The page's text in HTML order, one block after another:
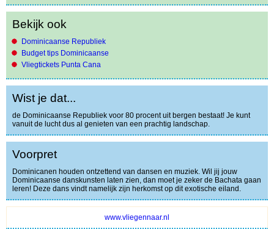
Bekijk ook
Dominicaanse Republiek
Budget tips Dominicaanse
Vliegtickets Punta Cana
Wist je dat...
de Dominicaanse Republiek voor 80 procent uit bergen bestaat! Je kunt
vanuit de lucht dus al genieten van een prachtig landschap.
Voorpret
Dominicanen houden ontzettend van dansen en muziek. Wil jij jouw
Dominicaanse danskunsten laten zien, dan moet je zeker de Bachata gaan
leren! Deze dans vindt namelijk zijn herkomst op dit exotische eiland.
www.vliegennaar.nl